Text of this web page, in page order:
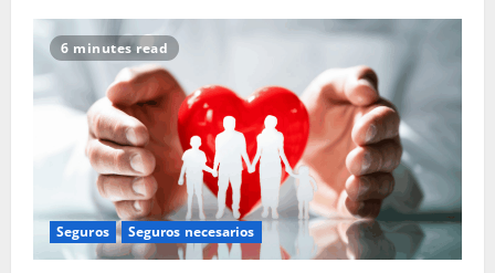
6 minutes read
Seguros Seguros necesarios